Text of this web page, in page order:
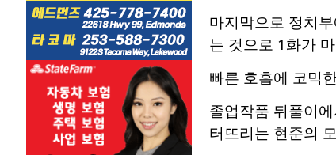
마지막으로 정치
는 것으로 1화가
빠른 호흡에 코믹
졸업작품 뒤풀이
터뜨리는 현준의